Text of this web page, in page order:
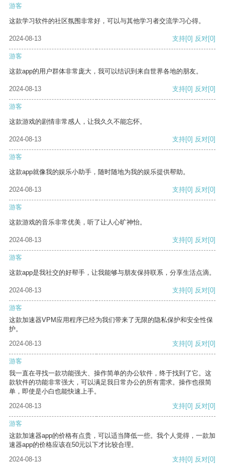
游客
这款学习软件的社区氛围非常好，可以与其他学习者交流学习心得。
2024-08-13 支持[0] 反对[0]
游客
这款app的用户群体非常庞大，我可以结识到来自世界各地的朋友。
2024-08-13 支持[0] 反对[0]
游客
这款游戏的剧情非常感人，让我久久不能忘怀。
2024-08-13 支持[0] 反对[0]
游客
这款app就像我的娱乐小助手，随时随地为我的娱乐提供帮助。
2024-08-13 支持[0] 反对[0]
游客
这款游戏的音乐非常优美，听了让人心旷神怡。
2024-08-13 支持[0] 反对[0]
游客
这款app是我社交的好帮手，让我能够与朋友保持联系，分享生活点滴。
2024-08-13 支持[0] 反对[0]
游客
这款加速器VPM应用程序已经为我们带来了无限的隐私保护和安全性保
护。
2024-08-13
支持[0] 反对[0]
游客
我一直在寻找一款功能强大、操作简单的办公软件，终于找到了它。这
款软件的功能非常强大，可以满足我日常办公的所有需求。操作也很简
单，即使是小白也能快速上手。
2024-08-13
支持[0] 反对[0]
游客
这款加速器app的价格有点贵，可以适当降低一些。我个人觉得，一款加
速器app的价格应该在50元以下才比较合理。
2024-08-13
支持[0] 反对[0]